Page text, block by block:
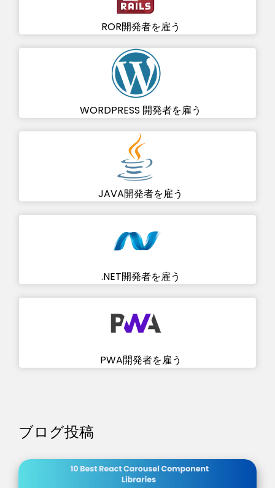
ROR開発者を雇う
WORDPRESS 開発者を雇う
JAVA開発者を雇う
.NET開発者を雇う
PWA開発者を雇う
ブログ投稿